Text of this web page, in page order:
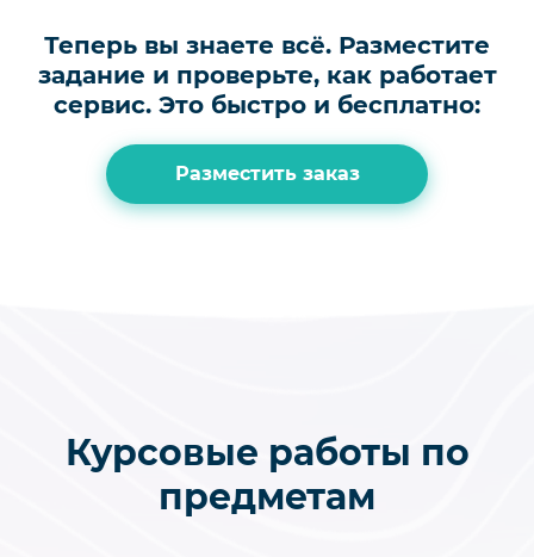
Теперь вы знаете всё. Разместите
задание и проверьте, как работает
сервис. Это быстро и бесплатно:
Разместить заказ
Курсовые работы по
предметам